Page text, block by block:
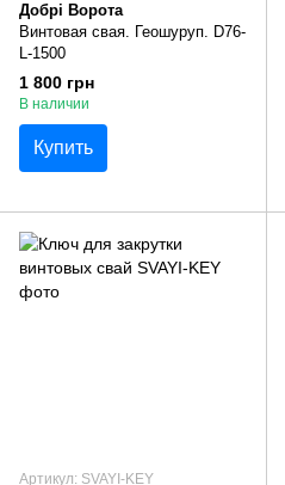
Добрі Ворота
Винтовая свая. Геошуруп. D76-
L-1500
1 800 грн
В наличии
Купить
Артикул: SVAYI-KEY